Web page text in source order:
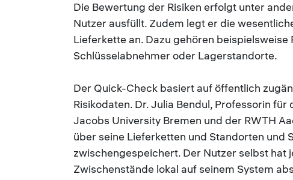
Die Bewertung der Risiken erfolgt unter
Nutzer ausfüllt. Zudem legt er die
Lieferkette an. Dazu gehören
Schlüsselabnehmer oder Lagerstandorte.
Der Quick-Check basiert auf öffentlich
Risikodaten. Dr. Julia Bendul, Professorin
Jacobs University Bremen und der RWTH
über seine Lieferketten und Standorten und
zwischengespeichert. Der Nutzer selbst hat
Zwischenstände lokal auf seinem System